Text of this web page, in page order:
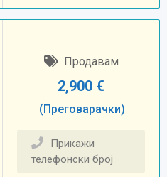
Продавам
2,900 €
(Преговарачки)
Прикажи
телефонски број